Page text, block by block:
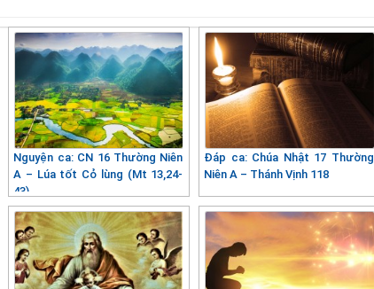
Nguyện ca: CN 16 Thường Niên
A – Lúa tốt Cỏ lùng (Mt 13,24-
43)
Đáp ca: Chúa Nhật 17 Thường
Niên A – Thánh Vịnh 118